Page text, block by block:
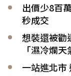
出價少8百
秒成交
想裝還被勸
「濕冷爛天
一站進北市